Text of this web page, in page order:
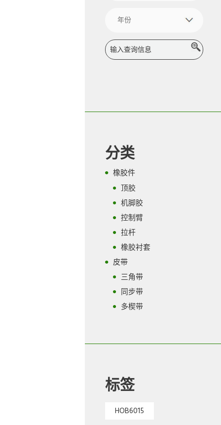
分类
橡胶件
顶胶
机脚胶
控制臂
拉杆
橡胶衬套
皮带
三角带
同步带
多楔带
标签
HOB6015